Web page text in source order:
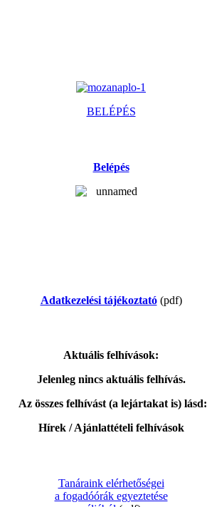
BELÉPÉS
Belépés
Adatkezelési tájékoztató(pdf)
Aktuális felhívások:
Jelenleg nincs aktuális felhívás.
Az összes felhívást (a lejártakat is) lásd:
Hírek / Ajánlattételi felhívások
Tanáraink elérhetőségei
a fogadóórák egyeztetése